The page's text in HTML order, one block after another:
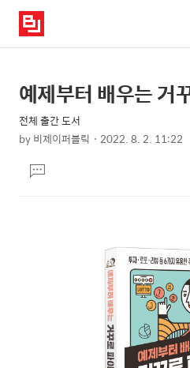
상
세
컨
텐
츠
본
문
제
목
예제부터 배우는 거
전체 출간 도서
by비제이퍼블릭 2022. 8. 2. 11:22
문댓
글